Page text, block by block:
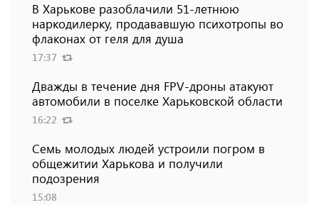
В Харькове разоблачили 51-летнюю
наркодилерку, продававшую психотропы во
флаконах от геля для душа
17:37
Дважды в течение дня FPV-дроны атакуют
автомобили в поселке Харьковской области
16:22
Семь молодых людей устроили погром в
общежитии Харькова и получили
подозрения
15:08